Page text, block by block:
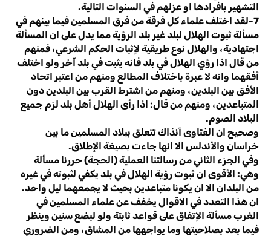
التشهير بافرادها او عزلهم في السنوات التالية.
7-لقد اختلف علماء كل فرقة من فرق المسلمين فيما بينهم في
مسألة ثبوت الهلال لبلد غير بلد الرؤية مما يدل على ان المسألة
اجتهادية، والهلال نوع طريقية لإثبات الحكم الشرعي، فمنهم
من قال اذا رؤي الهلال في بلد فانه يثبت في بلد آخر ولو اختلف
أفقهما وانه لا عبرة باختلاف المطالع ومنهم من اعتبر اتحاد
الأفق بين البلدين، ومنهم من اشترط القرب بين البلدين دون
المتباعدين، ومنهم من قال: اذا رأى الهلال أهل بلد لزم جميع
البلاد الصوم.
وصحيح ان الفتاوى آنذاك تتعلق ببلاد المسلمين ما بين
خراسان والأندلس الا انها جاءت بصيغة الإطلاق.
وفي الجزء الثاني من رسالتنا العملية (الحجة) حررنا مسألة
وهي: الأقوى ان ثبوت رؤية الهلال في بلد يكفي لثبوته في غيره
من البلدان الا ان يكونا متباعدين بحيث لا يجمعهما ليل واحد.
ان هذا التعدد في الاقوال يخفف عن علماء المسلمين في
الغرب مسألة الإتفاق على قواعد ثابتة ولو لبضع سنين وينظر
فيما بعد بصلاحيتها وما يواجهها من المشاق، ومن الضروري